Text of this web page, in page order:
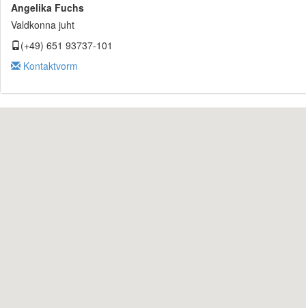
Angelika Fuchs
Valdkonna juht
(+49) 651 93737-101
Kontaktvorm